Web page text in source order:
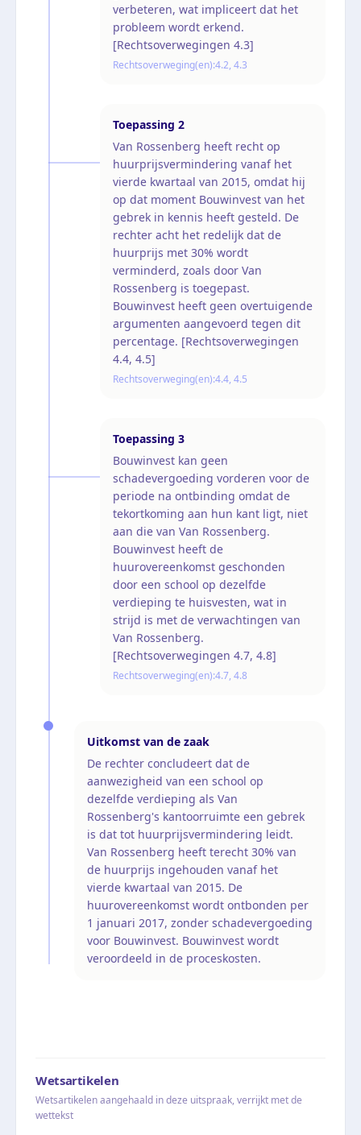
verbeteren, wat impliceert dat het
probleem wordt erkend.
[Rechtsoverwegingen 4.3]
Rechtsoverweging(en):4.2, 4.3
Toepassing 2
Van Rossenberg heeft recht op
huurprijsvermindering vanaf het
vierde kwartaal van 2015, omdat hij
op dat moment Bouwinvest van het
gebrek in kennis heeft gesteld. De
rechter acht het redelijk dat de
huurprijs met 30% wordt
verminderd, zoals door Van
Rossenberg is toegepast.
Bouwinvest heeft geen overtuigende
argumenten aangevoerd tegen dit
percentage. [Rechtsoverwegingen
4.4, 4.5]
Rechtsoverweging(en):4.4, 4.5
Toepassing 3
Bouwinvest kan geen
schadevergoeding vorderen voor de
periode na ontbinding omdat de
tekortkoming aan hun kant ligt, niet
aan die van Van Rossenberg.
Bouwinvest heeft de
huurovereenkomst geschonden
door een school op dezelfde
verdieping te huisvesten, wat in
strijd is met de verwachtingen van
Van Rossenberg.
[Rechtsoverwegingen 4.7, 4.8]
Rechtsoverweging(en):4.7, 4.8
Uitkomst van de zaak
De rechter concludeert dat de
aanwezigheid van een school op
dezelfde verdieping als Van
Rossenberg's kantoorruimte een gebrek
is dat tot huurprijsvermindering leidt.
Van Rossenberg heeft terecht 30% van
de huurprijs ingehouden vanaf het
vierde kwartaal van 2015. De
huurovereenkomst wordt ontbonden per
1 januari 2017, zonder schadevergoeding
voor Bouwinvest. Bouwinvest wordt
veroordeeld in de proceskosten.
Wetsartikelen
Wetsartikelen aangehaald in deze uitspraak, verrijkt met de
wettekst